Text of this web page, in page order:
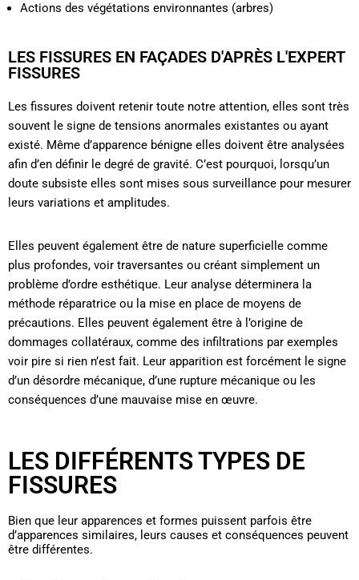
Actions des végétations environnantes (arbres)
LES FISSURES EN FAÇADES D'APRÈS L'EXPERT
FISSURES​
Les fissures doivent retenir toute notre attention, elles sont très
souvent le signe de tensions anormales existantes ou ayant
existé. Même d’apparence bénigne elles doivent être analysées
afin d’en définir le degré de gravité. C’est pourquoi, lorsqu’un
doute subsiste elles sont mises sous surveillance pour mesurer
leurs variations et amplitudes.
Elles peuvent également être de nature superficielle comme
plus profondes, voir traversantes ou créant simplement un
problème d’ordre esthétique. Leur analyse déterminera la
méthode réparatrice ou la mise en place de moyens de
précautions. Elles peuvent également être à l’origine de
dommages collatéraux, comme des infiltrations par exemples
voir pire si rien n’est fait. Leur apparition est forcément le signe
d’un désordre mécanique, d’une rupture mécanique ou les
conséquences d’une mauvaise mise en œuvre.
LES DIFFÉRENTS TYPES DE
FISSURES
Bien que leur apparences et formes puissent parfois être
d’apparences similaires, leurs causes et conséquences peuvent
être différentes.